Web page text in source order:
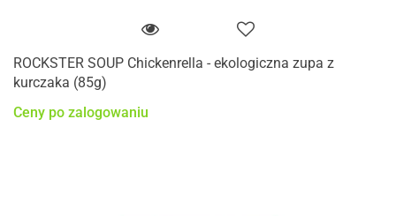
ROCKSTER SOUP Chickenrella - ekologiczna zupa z
kurczaka (85g)
Ceny po zalogowaniu